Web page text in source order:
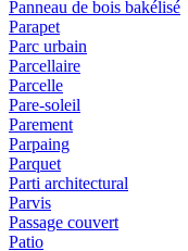
Panneau de bois bakélisé
Parapet
Parc urbain
Parcellaire
Parcelle
Pare-soleil
Parement
Parpaing
Parquet
Parti architectural
Parvis
Passage couvert
Patio